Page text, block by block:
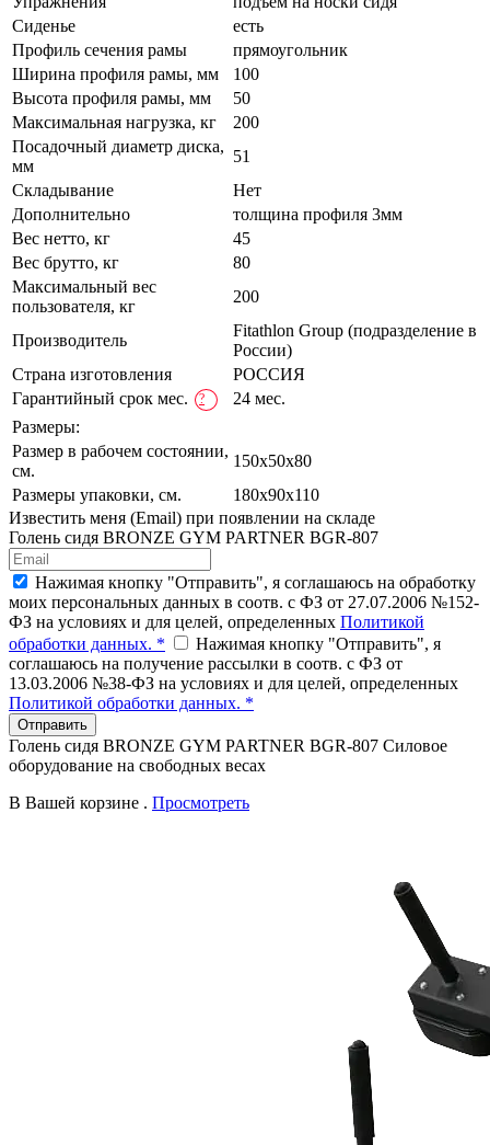
Сиденье
есть
Профиль сечения рамы
прямоугольник
Ширина профиля рамы, мм
100
Высота профиля рамы, мм
50
Максимальная нагрузка, кг
200
Посадочный диаметр диска,
мм
51
Складывание
Нет
Дополнительно
толщина профиля 3мм
Вес нетто, кг
45
Вес брутто, кг
80
Максимальный вес
пользователя, кг
200
Производитель
Fitathlon Group (подразделение в
России)
Страна изготовления
РОССИЯ
Гарантийный срок мес.
?
24 мес.
Размеры:
Размер в рабочем состоянии,
см.
150х50x80
Размеры упаковки, см.
180х90x110
Известить меня (Email) при появлении на складе
Голень сидя BRONZE GYM PARTNER BGR-807
Нажимая кнопку "Отправить", я соглашаюсь на обработку
моих персональных данных в соотв. с ФЗ от 27.07.2006 №152-
ФЗ на условиях и для целей, определенных Политикой
обработки данных. *
Нажимая кнопку "Отправить", я
соглашаюсь на получение рассылки в соотв. с ФЗ от
13.03.2006 №38-ФЗ на условиях и для целей, определенных
Политикой обработки данных. *
Отправить
Голень сидя BRONZE GYM PARTNER BGR-807 Силовое
оборудование на свободных весах
В Вашей корзине . Просмотреть